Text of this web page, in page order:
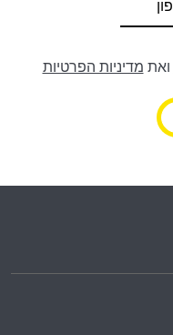
ואת מדיניות הפרטיות